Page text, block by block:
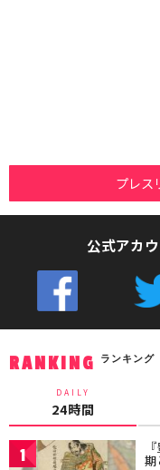
プレス
公式アカ
RANKING ランキング
DAILY
24時間
1 期